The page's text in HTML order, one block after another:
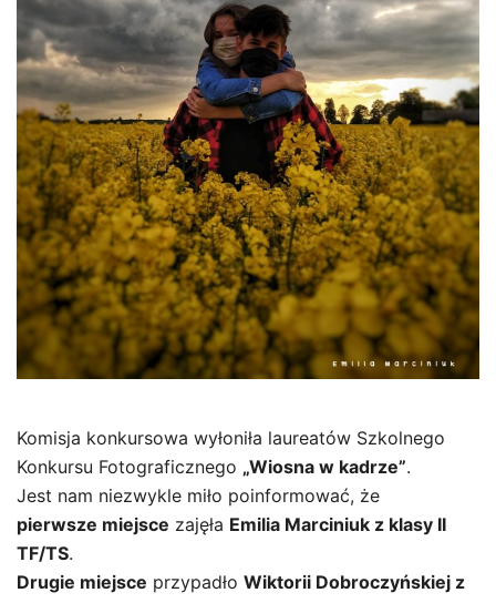
Komisja konkursowa wyłoniła laureatów Szkolnego
Konkursu Fotograficznego „Wiosna w kadrze”.
Jest nam niezwykle miło poinformować, że
pierwsze miejsce zajęła Emilia Marciniuk z klasy II
TF/TS.
Drugie miejsce przypadło Wiktorii Dobroczyńskiej z